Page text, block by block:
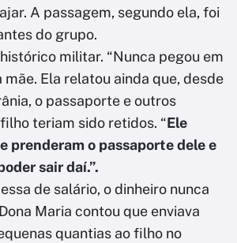
A passagem, segundo ela, foi
do grupo.
militar. “Nunca pegou em
mãe. Ela relatou ainda que, desde
o passaporte e outros
teriam sido retidos. “Ele
prenderam o passaporte dele e
sair daí.”.
de salário, o dinheiro nunca
Maria contou que enviava
quantias ao filho no